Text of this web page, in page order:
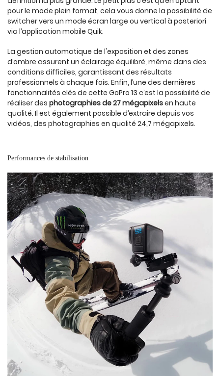
pour le mode plein format, cela vous donne la possibilité de
switcher vers un mode écran large ou vertical à posteriori
via l’application mobile Quik.
La gestion automatique de l'exposition et des zones
d’ombre assurent un éclairage équilibré, même dans des
conditions difficiles, garantissant des résultats
professionnels à chaque fois. Enfin, l’une des dernières
fonctionnalités clés de cette GoPro 13 c’est la possibilité de
réaliser des photographies de 27 mégapixelsen haute
qualité. Il est également possible d’extraire depuis vos
vidéos, des photographies en qualité 24,7 mégapixels.
Performances de stabilisation